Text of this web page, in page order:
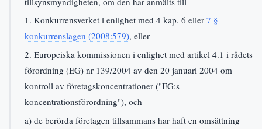
1. Konkurrensverket i enlighet med 4 kap. 6 eller 7 §
konkurrenslagen (2008:579), eller
2. Europeiska kommissionen i enlighet med artikel 4.1 i rådets
förordning (EG) nr 139/2004 av den 20 januari 2004 om
kontroll av företagskoncentrationer ("EG:s
koncentrationsförordning"), och
a) de berörda företagen tillsammans har haft en omsättning